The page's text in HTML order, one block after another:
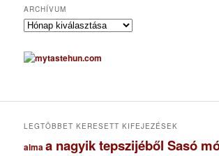
ARCHÍVUM
A
c
h
u
LEGTÖBBET KERESETT KIFEJEZÉSEK
almaa nagyik tepszijéből Sasó